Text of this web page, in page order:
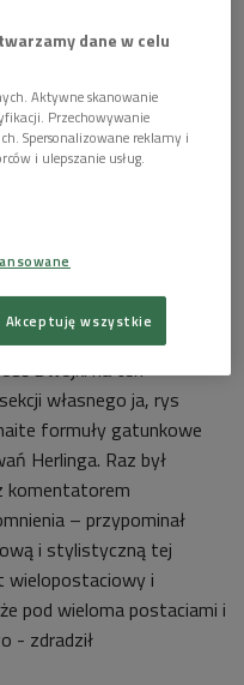
przez jego
Dwójki na ten
własnego ja, rys
formuły gatunkowe
Herlinga. Raz był
komentatorem
– przypominał
i stylistyczną tej
wielopostaciowy i
pod wieloma postaciami i
- zdradził
dane w celu
Aktywne skanowanie
Przechowywanie
Spersonalizowane reklamy i
i ulepszanie usług.
Akceptuję wszystkie